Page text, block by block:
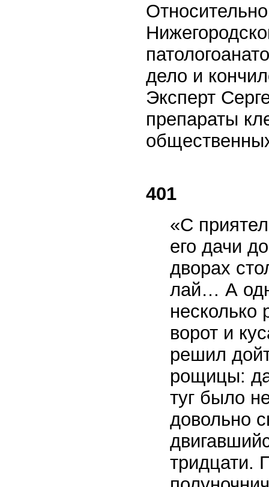
дело и
Эксперт
препараты
401
«С
его дачи
дворах
лай… А
несколько
ворот и
решил
рощицы:
туг было
довольно
тридцати.